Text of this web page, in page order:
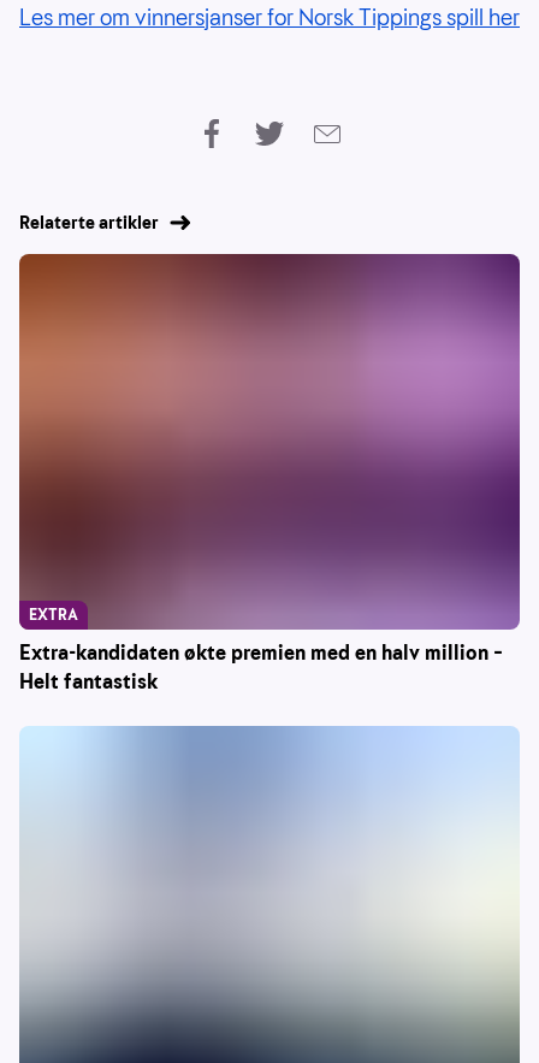
Les mer om vinnersjanser for Norsk Tippings spill her
Relaterte artikler
Extra-kandidaten økte premien med en halv million –
Helt fantastisk
EXTRA